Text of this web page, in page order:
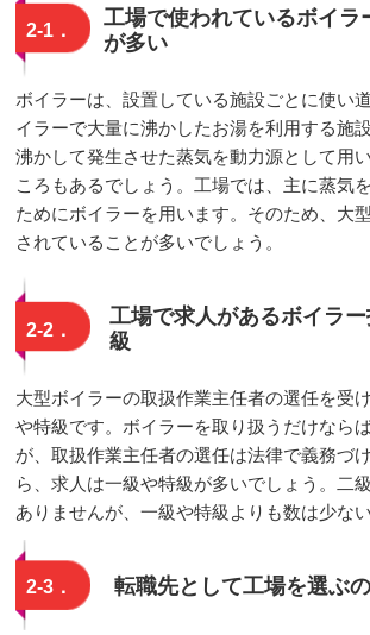
2-1．
工場で使われているボイラ
が多い
ボイラーは、設置している施設ごとに使い
イラーで大量に沸かしたお湯を利用する施
沸かして発生させた蒸気を動力源として用
ころもあるでしょう。工場では、主に蒸気
ためにボイラーを用います。そのため、大
されていることが多いでしょう。
2-2．
工場で求人があるボイラ
級
大型ボイラーの取扱作業主任者の選任を受
や特級です。ボイラーを取り扱うだけなら
が、取扱作業主任者の選任は法律で義務づ
ら、求人は一級や特級が多いでしょう。二
ありませんが、一級や特級よりも数は少な
2-3． 転職先として工場を選ぶ